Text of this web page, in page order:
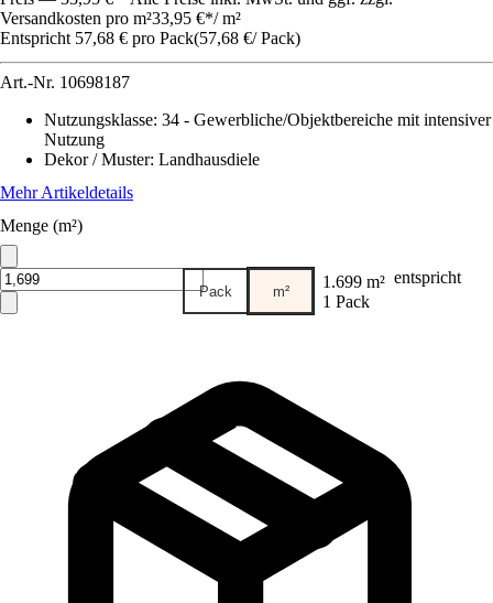
Versandkosten pro m²33,95 €*/ m²
Entspricht 57,68 € pro Pack(57,68 €/ Pack)
Art.-Nr. 10698187
Nutzungsklasse: 34 - Gewerbliche/Objektbereiche mit intensiver
Nutzung
Dekor / Muster: Landhausdiele
Mehr Artikeldetails
Menge (m²)
Pack m² 1.699 m² entspricht
1 Pack